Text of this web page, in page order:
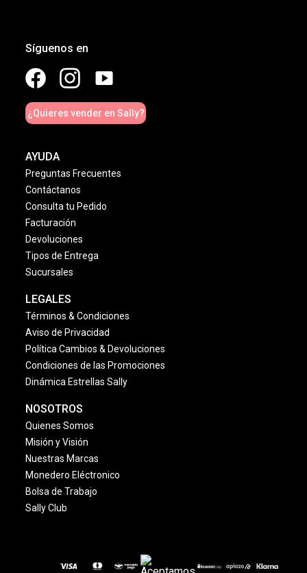
Síguenos en
¿Quieres vender en Sally?
AYUDA
Preguntas Frecuentes
Contáctanos
Consulta tu Pedido
Facturación
Devoluciones
Tipos de Entrega
Sucursales
LEGALES
Términos & Condiciones
Aviso de Privacidad
Política Cambios & Devoluciones
Condiciones de las Promociones
Dinámica Estrellas Sally
NOSOTROS
Quienes Somos
Misión y Visión
Nuestras Marcas
Monedero Eléctronico
Bolsa de Trabajo
Sally Club